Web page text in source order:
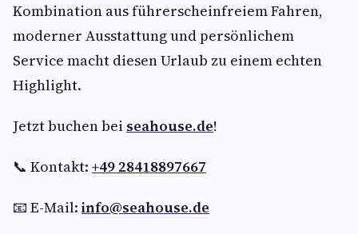
Kombination aus führerscheinfreiem Fahren,
moderner Ausstattung und persönlichem
Service macht diesen Urlaub zu einem echten
Highlight.
Jetzt buchen bei seahouse.de!
📞 Kontakt: +49 28418897667
📧 E-Mail: info@seahouse.de